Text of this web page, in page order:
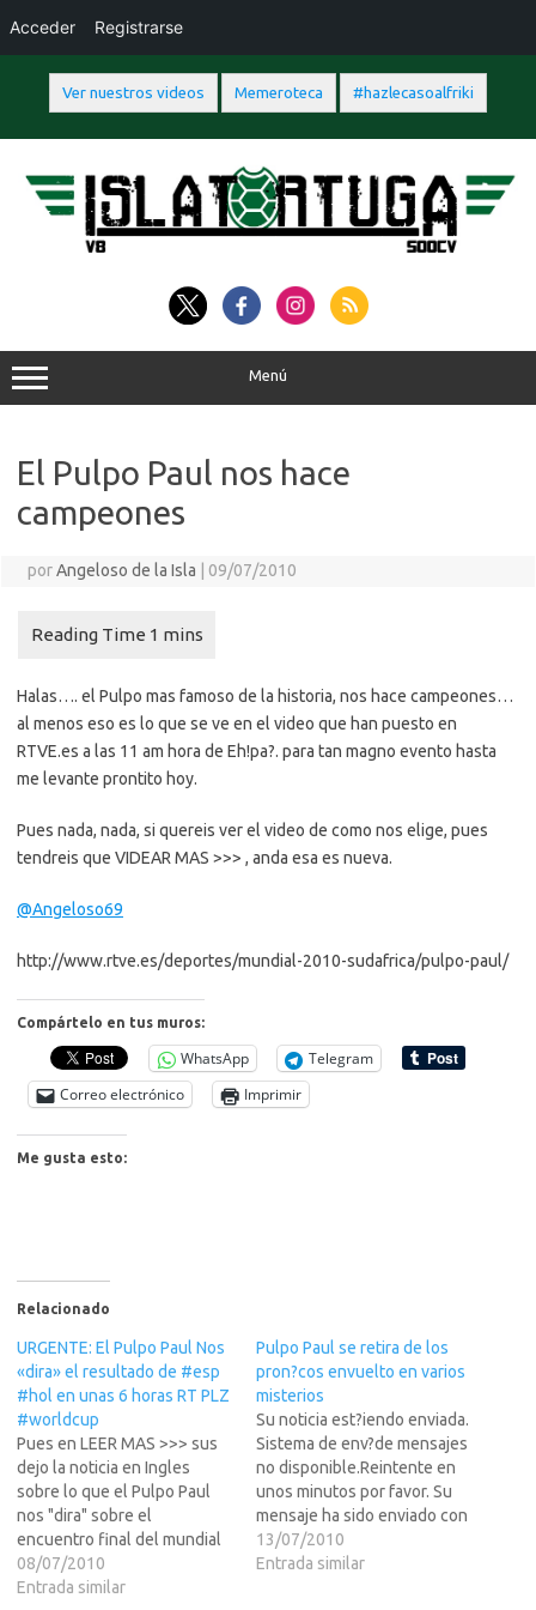
Ver nuestros videos Memeroteca #hazlecasoalfriki
contenido
Menú
El Pulpo Paul nos hace
campeones
porAngeloso de la Isla 09/07/2010
Halas…. el Pulpo mas famoso de la historia, nos hace campeones…
al menos eso es lo que se ve en el video que han puesto en
RTVE.es a las 11 am hora de Eh!pa?. para tan magno evento hasta
me levante prontito hoy.
Pues nada, nada, si quereis ver el video de como nos elige, pues
tendreis que VIDEAR MAS >>> , anda esa es nueva.
@Angeloso69
http://www.rtve.es/deportes/mundial-2010-sudafrica/pulpo-paul/
Compártelo en tus muros:
WhatsApp
Telegram
Correo electrónico
Imprimir
Me gusta esto:
Relacionado
URGENTE: El Pulpo Paul Nos
«dira» el resultado de #esp
#hol en unas 6 horas RT PLZ
#worldcup
Pues en LEER MAS >>> sus
dejo la noticia en Ingles
sobre lo que el Pulpo Paul
nos "dira" sobre el
encuentro final del mundial
2010. Dicha noticia tiene un
RSS que conecta
08/07/2010
Entrada similar
Pulpo Paul se retira de los
pron?cos envuelto en varios
misterios
Su noticia est?iendo enviada.
Sistema de env?de mensajes
no disponible.Reintente en
unos minutos por favor. Su
mensaje ha sido enviado con
?to Su nombre: Nombre
Destinatario: E-mail
13/07/2010
Entrada similar
Acceder Registrarse